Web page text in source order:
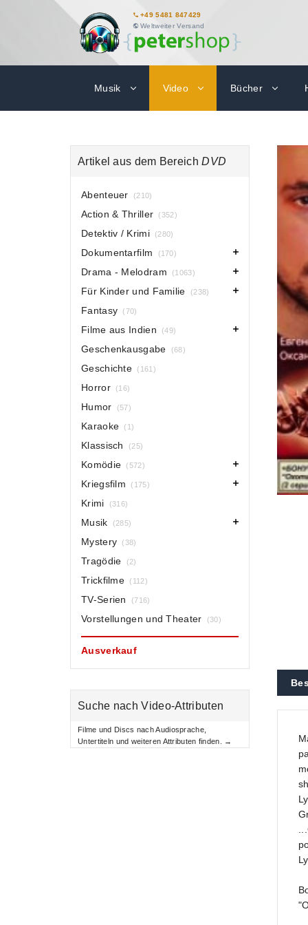
+49 5481 847429
Weltweiter Versand
Musik Video Bücher
Artikel aus dem BereichDVD
Abenteuer (210)
Action & Thriller (352)
Detektiv / Krimi (280)
Dokumentarfilm (170)
Drama - Melodram (1063)
Für Kinder und Familie (238)
Fantasy (70)
Filme aus Indien (49)
Geschenkausgabe (68)
Geschichte (161)
Horror (16)
Humor (57)
Karaoke (1)
Klassisch (25)
Komödie (572)
Kriegsfilm (175)
Krimi (316)
Musik (285)
Mystery (38)
Tragödie (2)
Trickfilme (112)
TV-Serien (716)
Vorstellungen und Theater (30)
Ausverkauf
Suche nach Video-Attributen
Filme und Discs nach Audiosprache,
Untertiteln und weiteren Attributen finden. →